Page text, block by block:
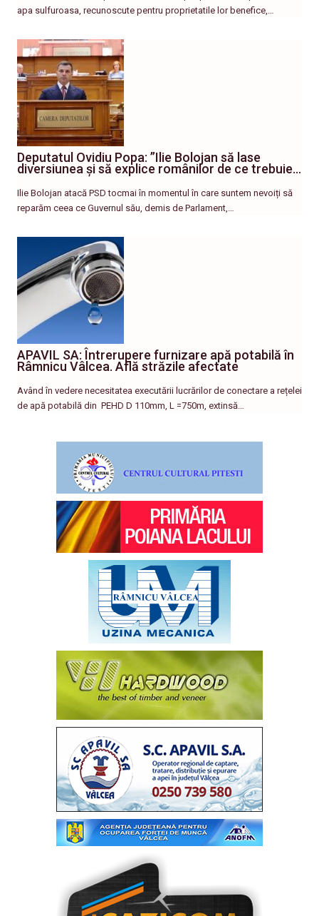
apa sulfuroasa, recunoscute pentru proprietatile lor benefice,…
Deputatul Ovidiu Popa: ”Ilie Bolojan să lase
diversiunea și să explice românilor de ce trebuie…
Ilie Bolojan atacă PSD tocmai în momentul în care suntem nevoiți să
reparăm ceea ce Guvernul său, demis de Parlament,…
APAVIL SA: Întrerupere furnizare apă potabilă în
Râmnicu Vâlcea. Află străzile afectate
Având în vedere necesitatea executării lucrărilor de conectare a rețelei
de apă potabilă din PEHD D 110mm, L =750m, extinsă…